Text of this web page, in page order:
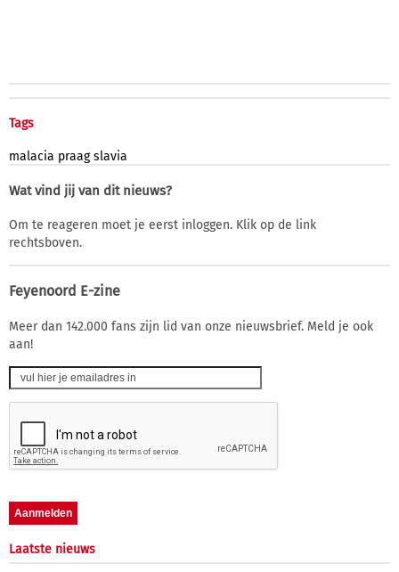
Tags
malacia praag slavia
Wat vind jij van dit nieuws?
Om te reageren moet je eerst inloggen. Klik op de link
rechtsboven.
Feyenoord E-zine
Meer dan 142.000 fans zijn lid van onze nieuwsbrief. Meld je ook
aan!
Laatste nieuws